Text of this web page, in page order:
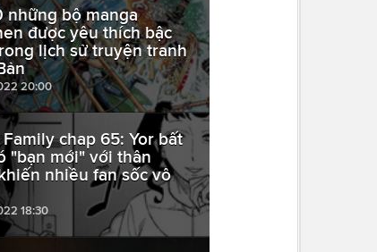
những bộ manga
được yêu thích bậc
lịch sử truyện tranh
20:00
Family chap 65: Yor bất
"bạn mới" với thân
nhiều fan sốc vô
18:30